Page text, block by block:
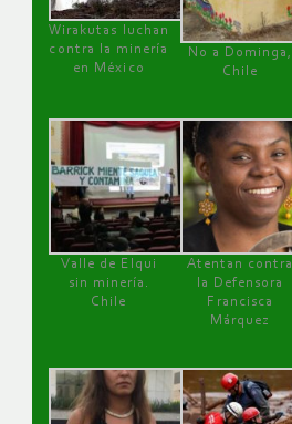
Wirakutas luchan
contra la minería
en México
No a Dominga,
Chile
Valle de Elqui
sin minería.
Chile
Atentan contra
la Defensora
Francisca
Márquez